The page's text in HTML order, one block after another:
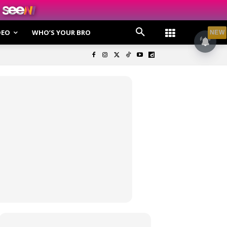
Privasi
WHO’S YOUR BRO NEW